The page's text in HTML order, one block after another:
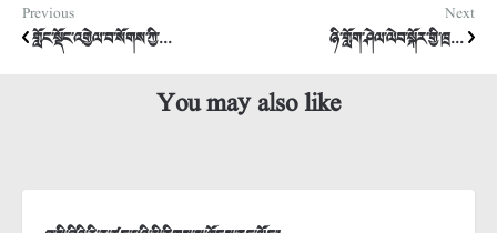
Previous
གློང་སྡོང་འགྱེལ་བ་སོགས་ཀྱི་...
Next
ཉི་གློག་ཤེལ་ལེབ་སྐོར་གྱི་ཁྲ...
You may also like